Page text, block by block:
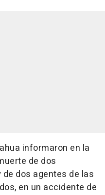
informaron en la
de dos
dos agentes de las
en un accidente de